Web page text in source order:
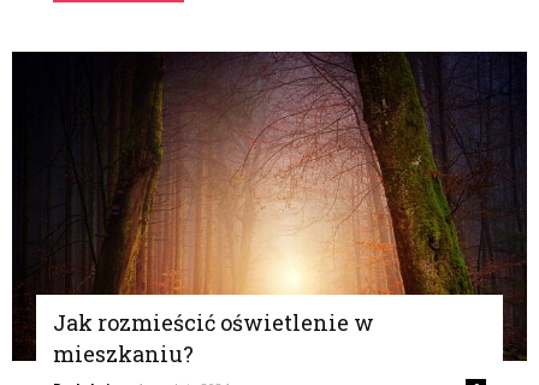
Jak rozmieścić oświetlenie w
mieszkaniu?